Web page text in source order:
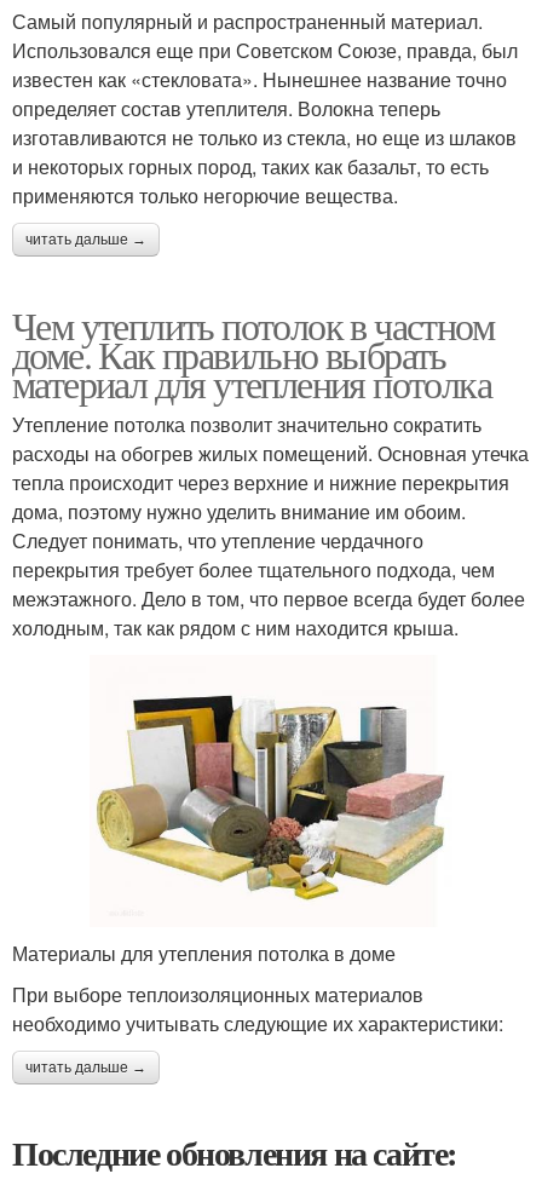
Самый популярный и распространенный материал.
Использовался еще при Советском Союзе, правда, был
известен как «стекловата». Нынешнее название точно
определяет состав утеплителя. Волокна теперь
изготавливаются не только из стекла, но еще из шлаков
и некоторых горных пород, таких как базальт, то есть
применяются только негорючие вещества.
читать дальше →
Чем утеплить потолок в частном
доме. Как правильно выбрать
материал для утепления потолка
Утепление потолка позволит значительно сократить
расходы на обогрев жилых помещений. Основная утечка
тепла происходит через верхние и нижние перекрытия
дома, поэтому нужно уделить внимание им обоим.
Следует понимать, что утепление чердачного
перекрытия требует более тщательного подхода, чем
межэтажного. Дело в том, что первое всегда будет более
холодным, так как рядом с ним находится крыша.
Материалы для утепления потолка в доме
При выборе теплоизоляционных материалов
необходимо учитывать следующие их характеристики:
читать дальше →
Последние обновления на сайте: